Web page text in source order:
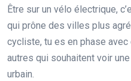
Être sur un vélo électrique,
qui prône des villes plus
cycliste, tu es en phase
autres qui souhaitent voir
urbain.